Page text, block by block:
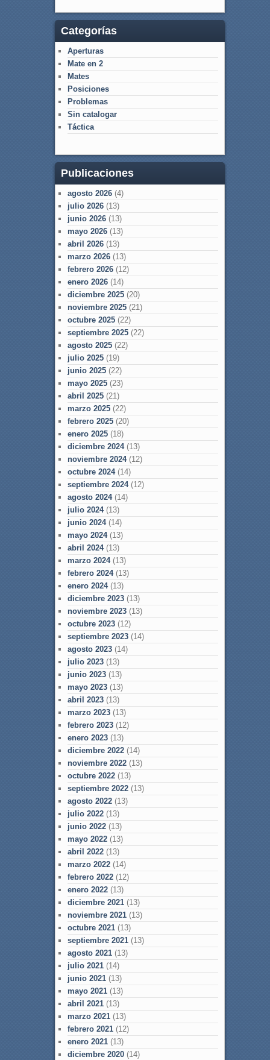
Categorías
Aperturas
Mate en 2
Mates
Posiciones
Problemas
Sin catalogar
Táctica
Publicaciones
agosto 2026(4)
julio 2026(13)
junio 2026(13)
mayo 2026(13)
abril 2026(13)
marzo 2026(13)
febrero 2026(12)
enero 2026(14)
diciembre 2025(20)
noviembre 2025(21)
octubre 2025(22)
septiembre 2025(22)
agosto 2025(22)
julio 2025(19)
junio 2025(22)
mayo 2025(23)
abril 2025(21)
marzo 2025(22)
febrero 2025(20)
enero 2025(18)
diciembre 2024(13)
noviembre 2024(12)
octubre 2024(14)
septiembre 2024(12)
agosto 2024(14)
julio 2024(13)
junio 2024(14)
mayo 2024(13)
abril 2024(13)
marzo 2024(13)
febrero 2024(13)
enero 2024(13)
diciembre 2023(13)
noviembre 2023(13)
octubre 2023(12)
septiembre 2023(14)
agosto 2023(14)
julio 2023(13)
junio 2023(13)
mayo 2023(13)
abril 2023(13)
marzo 2023(13)
febrero 2023(12)
enero 2023(13)
diciembre 2022(14)
noviembre 2022(13)
octubre 2022(13)
septiembre 2022(13)
agosto 2022(13)
julio 2022(13)
junio 2022(13)
mayo 2022(13)
abril 2022(13)
marzo 2022(14)
febrero 2022(12)
enero 2022(13)
diciembre 2021(13)
noviembre 2021(13)
octubre 2021(13)
septiembre 2021(13)
agosto 2021(13)
julio 2021(14)
junio 2021(13)
mayo 2021(13)
abril 2021(13)
marzo 2021(13)
febrero 2021(12)
enero 2021(13)
diciembre 2020(14)